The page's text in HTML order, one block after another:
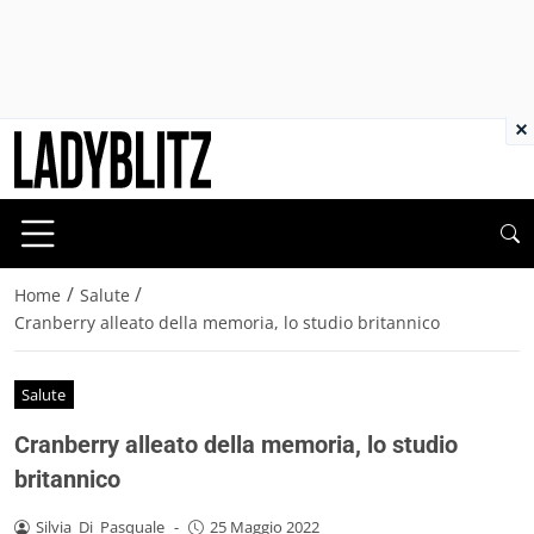
Home / Salute /
Cranberry alleato della memoria, lo studio britannico
Salute
Cranberry alleato della memoria, lo studio
britannico
Silvia_Di_Pasquale - 25 Maggio 2022
×